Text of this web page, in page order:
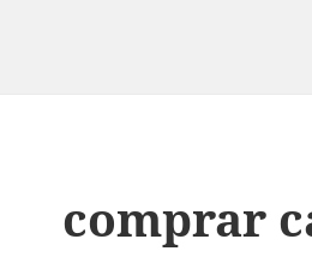
comprar